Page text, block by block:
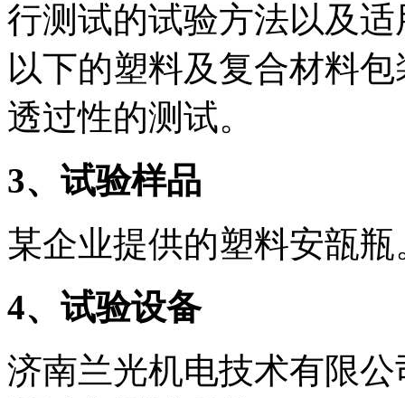
行测试的试验方法以及
以下的塑料及复合材料
透过性的测试。
3、试验样品
某企业提供的塑料安瓿瓶
4、试验设备
济南兰光机电技术有限